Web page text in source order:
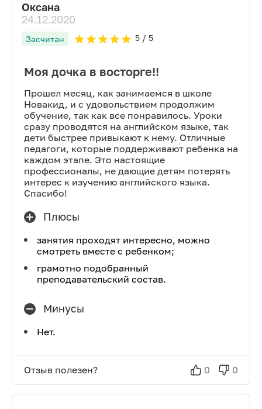
Оксана
24.12.2020
Засчитан 5/ 5
Моя дочка в восторге!!
Прошел месяц, как занимаемся в школе
Новакид, и с удовольствием продолжим
обучение, так как все понравилось. Уроки
сразу проводятся на английском языке, так
дети быстрее привыкают к нему. Отличные
педагоги, которые поддерживают ребенка на
каждом этапе. Это настоящие
профессионалы, не дающие детям потерять
интерес к изучению английского языка.
Спасибо!
Плюсы
занятия проходят интересно, можно
смотреть вместе с ребенком;
грамотно подобранный
преподавательский состав.
Минусы
Нет.
Отзыв полезен? 0 0